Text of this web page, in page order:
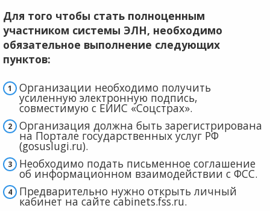
Для того чтобы стать полноценным
участником системы ЭЛН, необходимо
обязательное выполнение следующих
пунктов:
Организации необходимо получить
усиленную электронную подпись,
совместимую с ЕИИС «Соцстрах».
Организация должна быть зарегистрирована
на Портале государственных услуг РФ
(gosuslugi.ru).
Необходимо подать письменное соглашение
об информационном взаимодействии с ФСС.
Предварительно нужно открыть личный
кабинет на сайте cabinets.fss.ru.